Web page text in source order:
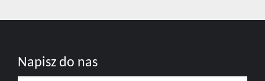
Napisz do nas